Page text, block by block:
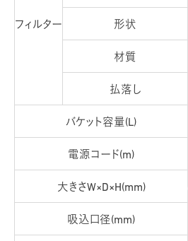
フィルター 形状
材質
払落し
バケット容量(L)
電源コード(m)
大きさW×D×H(mm)
吸込口径(mm)